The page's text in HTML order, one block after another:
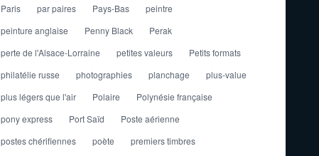
Paris
par paires Pays-Bas
peintre
peinture anglaise
Penny Black
Perak
perte de l'Alsace-Lorraine
petites valeurs
Petits formats
philatélie russe
photographies planchage
plus-value
plus légers que l'air
Polaire
Polynésie française
pony express
Port Saïd
Poste aérienne
postes chérifiennes
poète premiers timbres